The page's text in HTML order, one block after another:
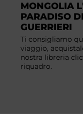
MONGOLIA
PARADISO
GUERRIERI
Ti consigliamo
viaggio,
nostra libreria
riquadro.